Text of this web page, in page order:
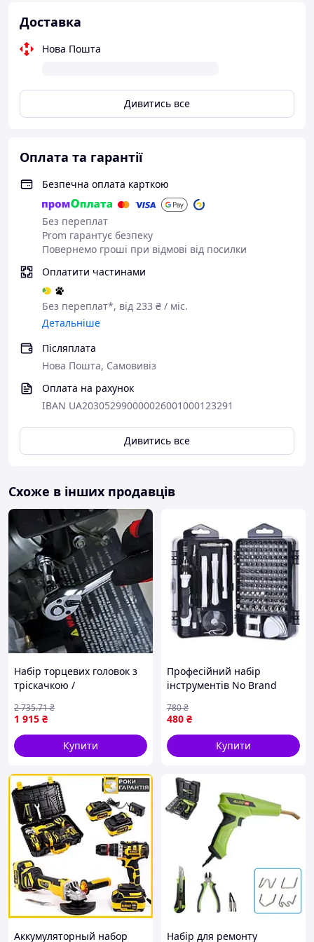
Доставка
Нова Пошта
Дивитись все
Оплата та гарантії
Безпечна оплата карткою
Без переплат
Prom гарантує безпеку
Повернемо гроші при відмові від посилки
Оплатити частинами
Без переплат*, від 233 ₴ / міс.
Детальніше
Післяплата
Нова Пошта, Самовивіз
Оплата на рахунок
IBAN UA203052990000026001000123291
Дивитись все
Схоже в інших продавців
Набір торцевих головок з
тріскачкою /
інструментів, Червоний /
Набір інструментів 172
предмета в кейсі
1 915 ₴
2 735.71₴
Купити
Професійний набір
інструментів No Brand
для ремонту техніки
(2104618549)
480 ₴
780₴
Купити
Аккумуляторный набор Набір для ремонту